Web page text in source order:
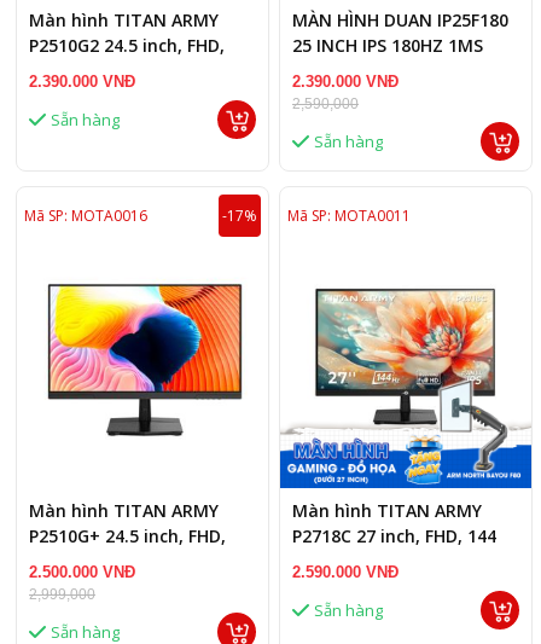
Màn hình TITAN ARMY
P2510G2 24.5 inch, FHD,
200 Hz
2.390.000 VNĐ
Sẵn hàng
MÀN HÌNH DUAN IP25F180
25 INCH IPS 180HZ 1MS
2.390.000 VNĐ
2,590,000
Sẵn hàng
Mã SP: MOTA0016 -17%
Màn hình TITAN ARMY
P2510G+ 24.5 inch, FHD,
215 Hz, FAST IPS, 1ms,
Phẳng
2.500.000 VNĐ
2,999,000
Sẵn hàng
Mã SP: MOTA0011
Màn hình TITAN ARMY
P2718C 27 inch, FHD, 144
Hz
2.590.000 VNĐ
Sẵn hàng